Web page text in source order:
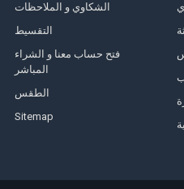
الشكاوي و الملاحظات
التقسيط
فتح حساب معنا و الشراء
المباشر
الطقس
Sitemap